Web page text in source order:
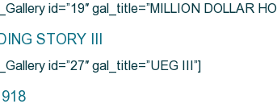
id=”19″ gal_title=”MILLION DOLLAR
STORY III
id=”27″ gal_title=”UEG III”]